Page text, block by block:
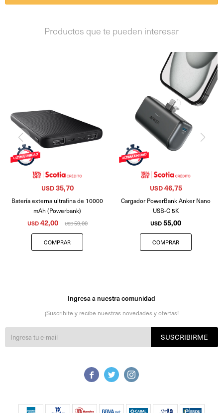
Productos que te pueden interesar
Batería externa ultrafina de 10000
mAh (Powerbank)
USD 42,00 USD59,00
USD35,70
Cargador PowerBank Anker Nano
USB-C 5K
USD55,00
USD46,75
  
Ingresa a nuestra comunidad
¡Suscribite y recibe nuestras novedades y ofertas!
SUSCRIBIRME